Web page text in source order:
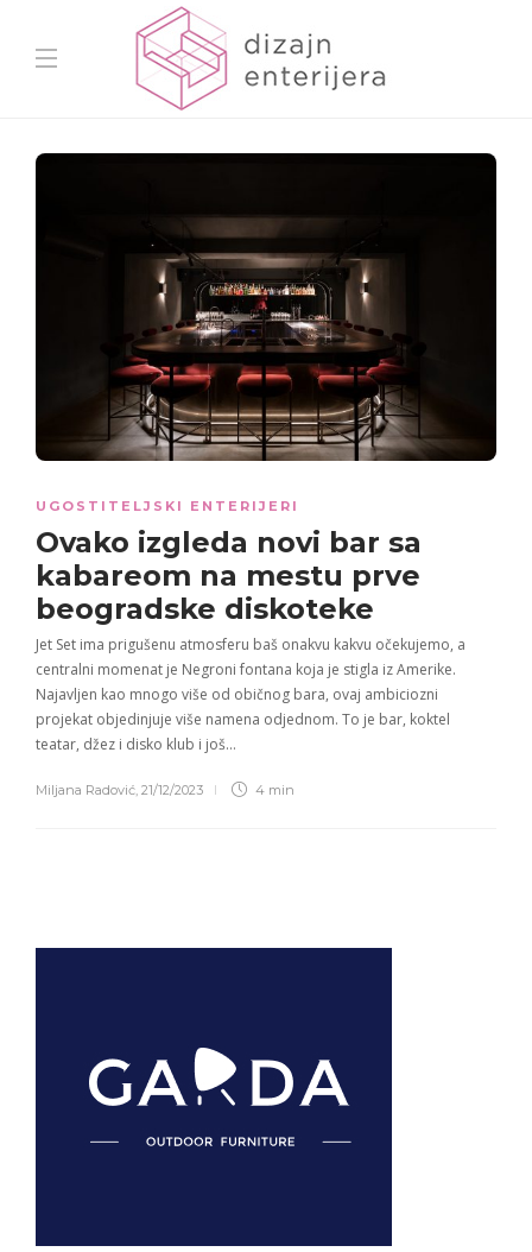
UGOSTITELJSKI ENTERIJERI
Ovako izgleda novi bar sa
kabareom na mestu prve
beogradske diskoteke
Jet Set ima prigušenu atmosferu baš onakvu kakvu očekujemo, a
centralni momenat je Negroni fontana koja je stigla iz Amerike.
Najavljen kao mnogo više od običnog bara, ovaj ambiciozni
projekat objedinjuje više namena odjednom. To je bar, koktel
teatar, džez i disko klub i još…
Miljana Radović 21/12/2023 4 min